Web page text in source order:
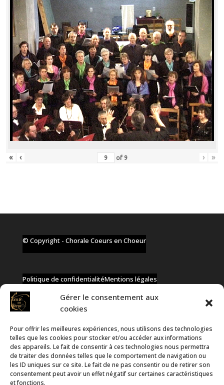
Gérer le consentement aux
cookies
Pour offrir les meilleures expériences, nous utilisons des technologies
telles que les cookies pour stocker et/ou accéder aux informations
des appareils. Le fait de consentir à ces technologies nous permettra
de traiter des données telles que le comportement de navigation ou
les ID uniques sur ce site. Le fait de ne pas consentir ou de retirer son
consentement peut avoir un effet négatif sur certaines caractéristiques
et fonctions.
« ‹ of 9 › »
© Copyright - Chorale Coeurs en Choeur
Politique de confidentialitéMentions légales
✆ +32 477 91 58 46
✉ infos@coeurs-en-choeur.be
Toute proposition de partenariat en développement sera